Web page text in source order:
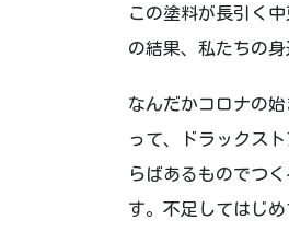
この塗料が長引く
の結果、私たちの
なんだかコロナの
って、ドラックス
らばあるものでつ
す。不足してはじ